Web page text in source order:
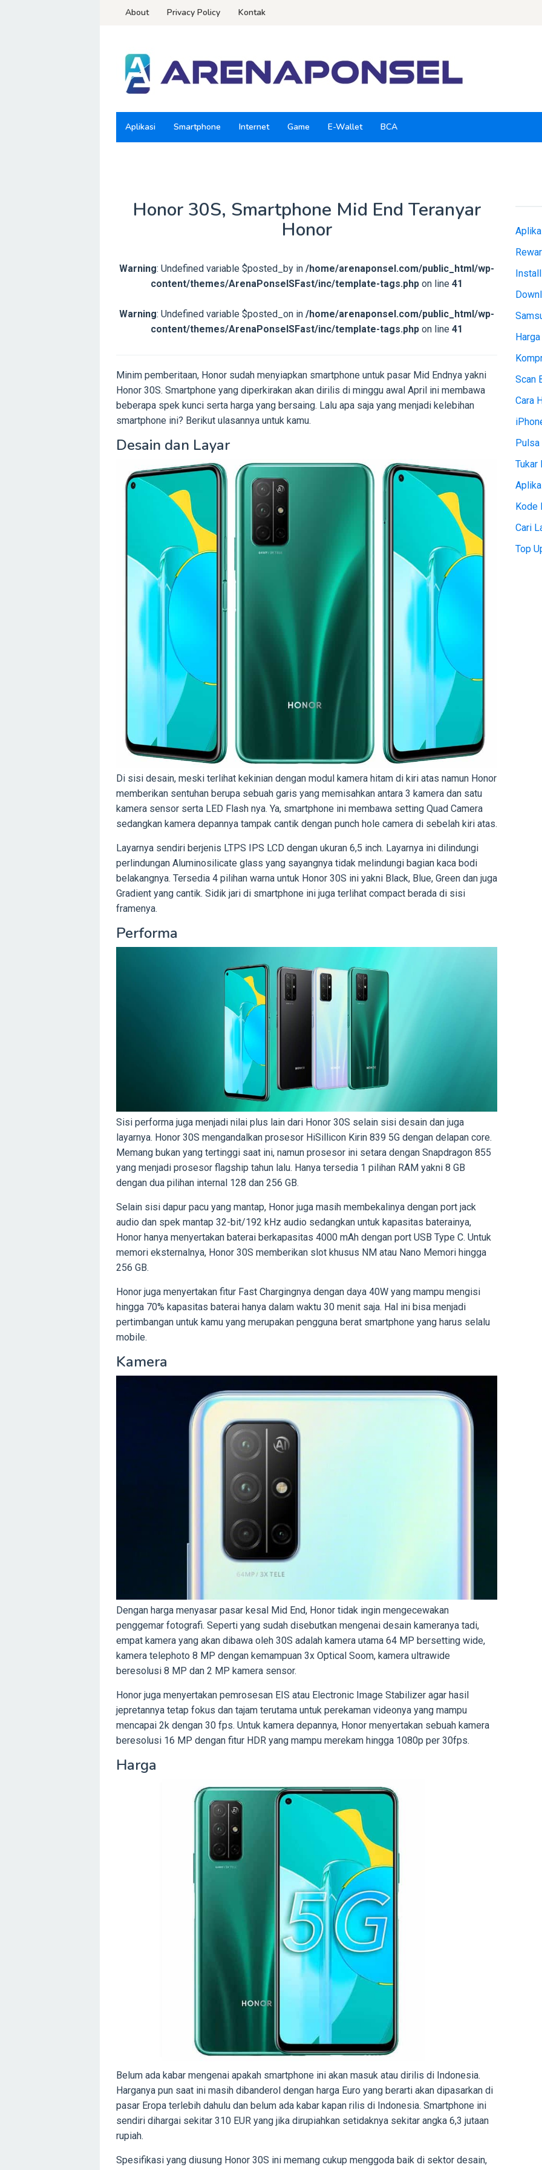
About Privacy Policy Kontak
Aplikasi Smartphone Internet Game E-Wallet BCA
Honor 30S, Smartphone Mid End Teranyar
Honor
Warning: Undefined variable $posted_by in /home/arenaponsel.com/public_html/wp-
content/themes/ArenaPonselSFast/inc/template-tags.php on line 41
Warning: Undefined variable $posted_on in /home/arenaponsel.com/public_html/wp-
content/themes/ArenaPonselSFast/inc/template-tags.php on line 41
Minim pemberitaan, Honor sudah menyiapkan smartphone untuk pasar Mid Endnya yakni
Honor 30S. Smartphone yang diperkirakan akan dirilis di minggu awal April ini membawa
beberapa spek kunci serta harga yang bersaing. Lalu apa saja yang menjadi kelebihan
smartphone ini? Berikut ulasannya untuk kamu.
Desain dan Layar
Di sisi desain, meski terlihat kekinian dengan modul kamera hitam di kiri atas namun Honor
memberikan sentuhan berupa sebuah garis yang memisahkan antara 3 kamera dan satu
kamera sensor serta LED Flash nya. Ya, smartphone ini membawa setting Quad Camera
sedangkan kamera depannya tampak cantik dengan punch hole camera di sebelah kiri atas.
Layarnya sendiri berjenis LTPS IPS LCD dengan ukuran 6,5 inch. Layarnya ini dilindungi
perlindungan Aluminosilicate glass yang sayangnya tidak melindungi bagian kaca bodi
belakangnya. Tersedia 4 pilihan warna untuk Honor 30S ini yakni Black, Blue, Green dan juga
Gradient yang cantik. Sidik jari di smartphone ini juga terlihat compact berada di sisi
framenya.
Performa
Sisi performa juga menjadi nilai plus lain dari Honor 30S selain sisi desain dan juga
layarnya. Honor 30S mengandalkan prosesor HiSillicon Kirin 839 5G dengan delapan core.
Memang bukan yang tertinggi saat ini, namun prosesor ini setara dengan Snapdragon 855
yang menjadi prosesor flagship tahun lalu. Hanya tersedia 1 pilihan RAM yakni 8 GB
dengan dua pilihan internal 128 dan 256 GB.
Selain sisi dapur pacu yang mantap, Honor juga masih membekalinya dengan port jack
audio dan spek mantap 32-bit/192 kHz audio sedangkan untuk kapasitas baterainya,
Honor hanya menyertakan baterai berkapasitas 4000 mAh dengan port USB Type C. Untuk
memori eksternalnya, Honor 30S memberikan slot khusus NM atau Nano Memori hingga
256 GB.
Honor juga menyertakan fitur Fast Chargingnya dengan daya 40W yang mampu mengisi
hingga 70% kapasitas baterai hanya dalam waktu 30 menit saja. Hal ini bisa menjadi
pertimbangan untuk kamu yang merupakan pengguna berat smartphone yang harus selalu
mobile.
Kamera
Dengan harga menyasar pasar kesal Mid End, Honor tidak ingin mengecewakan
penggemar fotografi. Seperti yang sudah disebutkan mengenai desain kameranya tadi,
empat kamera yang akan dibawa oleh 30S adalah kamera utama 64 MP bersetting wide,
kamera telephoto 8 MP dengan kemampuan 3x Optical Soom, kamera ultrawide
beresolusi 8 MP dan 2 MP kamera sensor.
Honor juga menyertakan pemrosesan EIS atau Electronic Image Stabilizer agar hasil
jepretannya tetap fokus dan tajam terutama untuk perekaman videonya yang mampu
mencapai 2k dengan 30 fps. Untuk kamera depannya, Honor menyertakan sebuah kamera
beresolusi 16 MP dengan fitur HDR yang mampu merekam hingga 1080p per 30fps.
Harga
Belum ada kabar mengenai apakah smartphone ini akan masuk atau dirilis di Indonesia.
Harganya pun saat ini masih dibanderol dengan harga Euro yang berarti akan dipasarkan di
pasar Eropa terlebih dahulu dan belum ada kabar kapan rilis di Indonesia. Smartphone ini
sendiri dihargai sekitar 310 EUR yang jika dirupiahkan setidaknya sekitar angka 6,3 jutaan
rupiah.
Spesifikasi yang diusung Honor 30S ini memang cukup menggoda baik di sektor desain,
Scan
Cara
Pulsa
Tukar
Kode
Cari
Top